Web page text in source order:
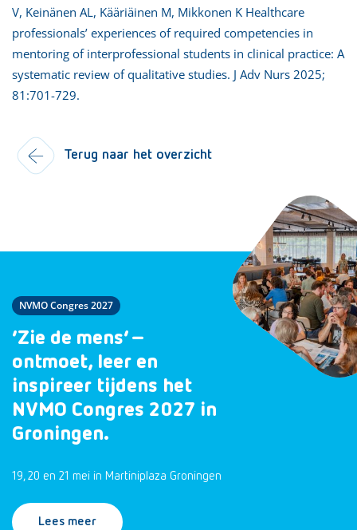
V, Keinänen AL, Kääriäinen M, Mikkonen K Healthcare
professionals’ experiences of required competencies in
mentoring of interprofessional students in clinical practice: A
systematic review of qualitative studies. J Adv Nurs 2025;
81:701-729.
Terug naar het overzicht
NVMO Congres 2027
‘Zie de mens’ –
ontmoet, leer en
inspireer tijdens het
NVMO Congres 2027 in
Groningen.
19, 20 en 21 mei in Martiniplaza Groningen
Lees meer